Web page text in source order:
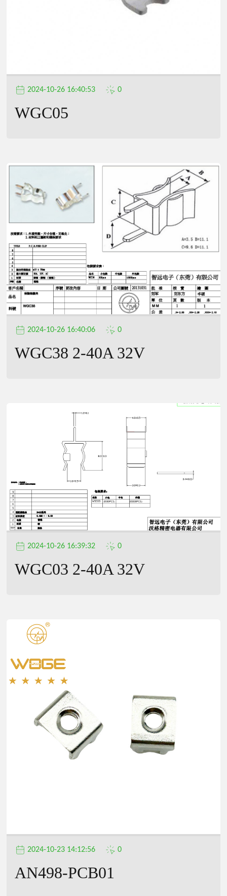
2024-10-26 16:40:53 0
WGC05
2024-10-26 16:40:06 0
WGC38 2-40A 32V
2024-10-26 16:39:32 0
WGC03 2-40A 32V
2024-10-23 14:12:56 0
AN498-PCB01